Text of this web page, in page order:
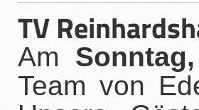
TV
Am
Team von